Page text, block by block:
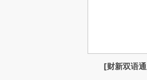
[财新双语